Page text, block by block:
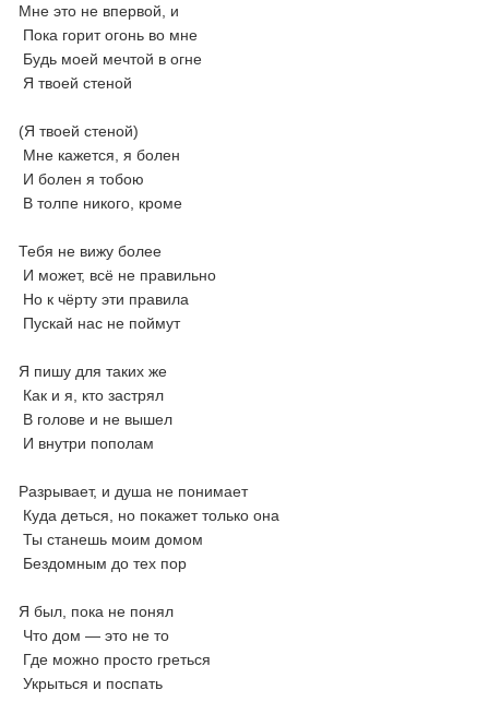
Мне это не впервой, и
Пока горит огонь во мне
Будь моей мечтой в огне
Я твоей стеной
(Я твоей стеной)
Мне кажется, я болен
И болен я тобою
В толпе никого, кроме
Тебя не вижу более
И может, всё не правильно
Но к чёрту эти правила
Пускай нас не поймут
Я пишу для таких же
Как и я, кто застрял
В голове и не вышел
И внутри пополам
Разрывает, и душа не понимает
Куда деться, но покажет только она
Ты станешь моим домом
Бездомным до тех пор
Я был, пока не понял
Что дом — это не то
Где можно просто греться
Укрыться и поспать